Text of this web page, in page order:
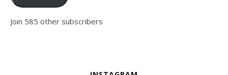
Join 585 other subscribers